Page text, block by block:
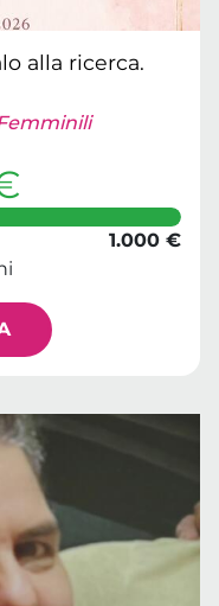
alla ricerca.
1.000 €